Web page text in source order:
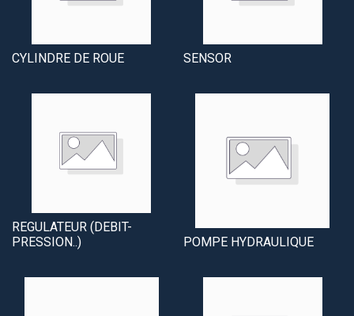
CYLINDRE DE ROUE SENSOR
REGULATEUR (DEBIT-
PRESSION..)
POMPE HYDRAULIQUE